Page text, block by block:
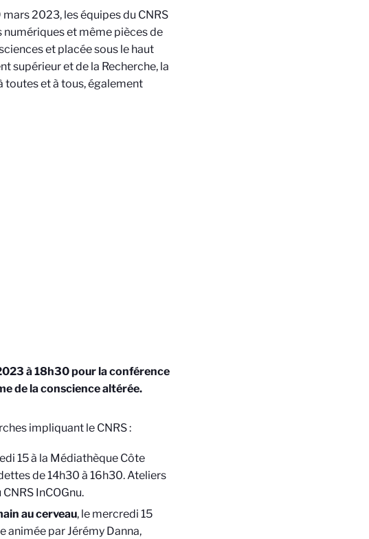
2023, les équipes du CNRS
numériques et même pièces de
et placée sous le haut
supérieur et de la Recherche, la
toutes et à tous, également
à 18h30 pour la conférence
de la conscience altérée.
impliquant le CNRS :
15 à la Médiathèque Côte
de 14h30 à 16h30. Ateliers
InCOGnu.
au cerveau, le mercredi 15
animée par Jérémy Danna,